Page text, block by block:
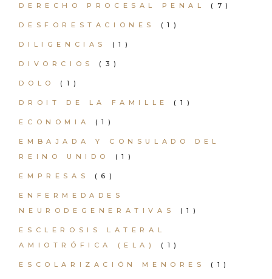
DERECHO PROCESAL PENAL (7)
DESFORESTACIONES (1)
DILIGENCIAS (1)
DIVORCIOS (3)
DOLO (1)
DROIT DE LA FAMILLE (1)
ECONOMIA (1)
EMBAJADA Y CONSULADO DEL
REINO UNIDO
(1)
EMPRESAS (6)
ENFERMEDADES
NEURODEGENERATIVAS
(1)
ESCLEROSIS LATERAL
AMIOTRÓFICA (ELA)
(1)
ESCOLARIZACIÓN MENORES (1)